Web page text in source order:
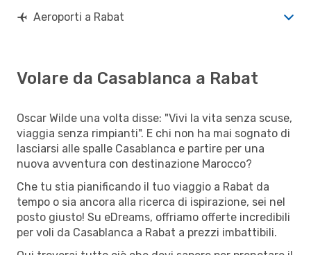
Aeroporti a Rabat
Volare da Casablanca a Rabat
Oscar Wilde una volta disse: "Vivi la vita senza scuse,
viaggia senza rimpianti". E chi non ha mai sognato di
lasciarsi alle spalle Casablanca e partire per una
nuova avventura con destinazione Marocco?
Che tu stia pianificando il tuo viaggio a Rabat da
tempo o sia ancora alla ricerca di ispirazione, sei nel
posto giusto! Su eDreams, offriamo offerte incredibili
per voli da Casablanca a Rabat a prezzi imbattibili.